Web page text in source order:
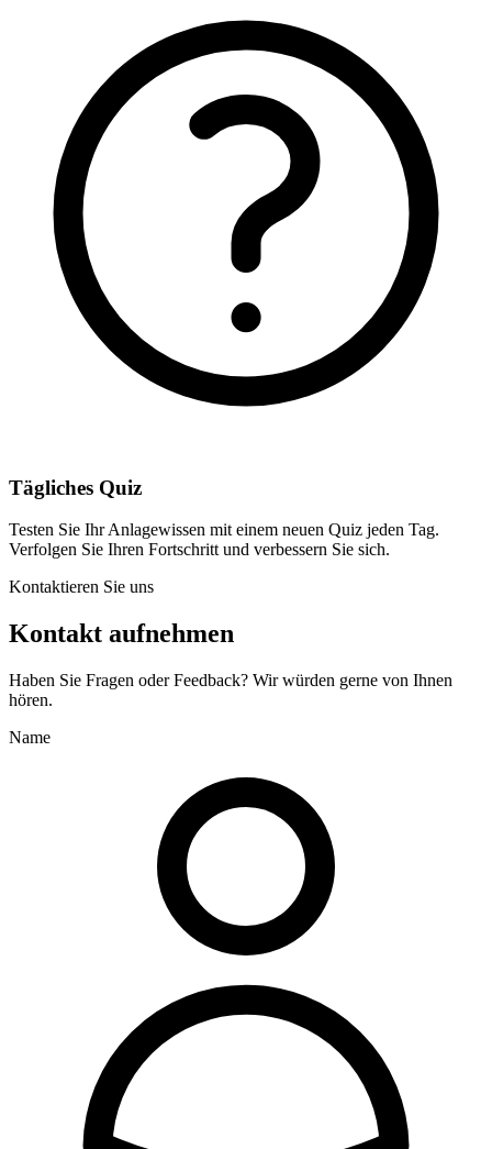
Tägliches Quiz
Testen Sie Ihr Anlagewissen mit einem neuen Quiz jeden Tag.
Verfolgen Sie Ihren Fortschritt und verbessern Sie sich.
Kontaktieren Sie uns
Kontakt aufnehmen
Haben Sie Fragen oder Feedback? Wir würden gerne von Ihnen
hören.
Name